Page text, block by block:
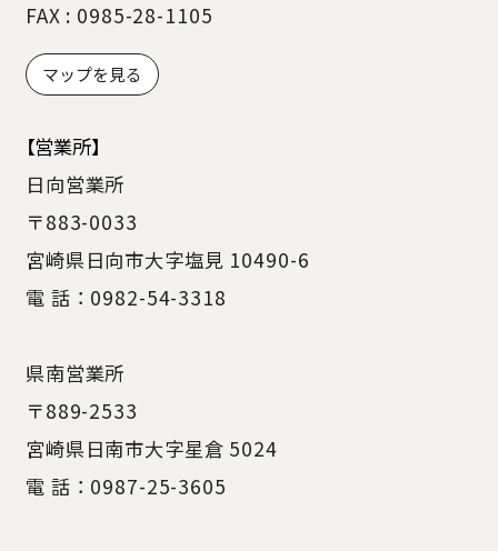
FAX : 0985-28-1105
マップを見る
【営業所】
日向営業所
〒883-0033
宮崎県日向市大字塩見 10490-6
電 話：0982-54-3318
県南営業所
〒889-2533
宮崎県日南市大字星倉 5024
電 話：0987-25-3605